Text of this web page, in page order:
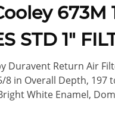
673M
STD 1"
Duravent Return Air
8 in Overall Depth, 197
White Enamel,